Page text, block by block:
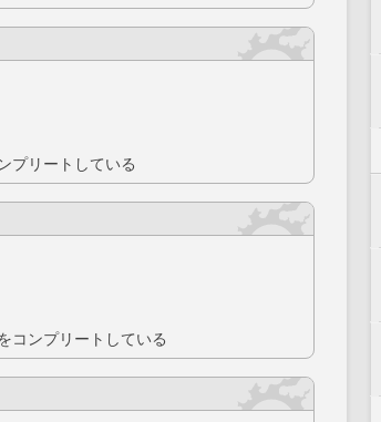
プリートしている
コンプリートしている